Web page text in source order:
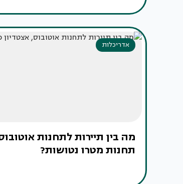
אדריכלות
מה בין תיירות לתחנות
תחנות מטרו נטושות?